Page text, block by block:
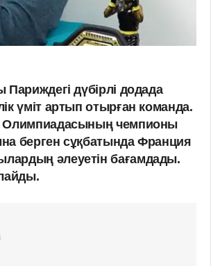
дүбірлі додада
үміт артып отырған команда.
Олимпиадасының чемпионы
берген сұқбатында Франция
әлеуетін бағамдады.